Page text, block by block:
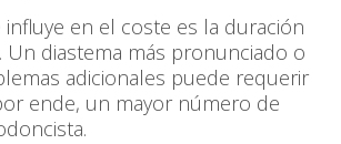
en el coste es la duración
Un diastema más pronunciado o
adicionales puede requerir
ende, un mayor número de